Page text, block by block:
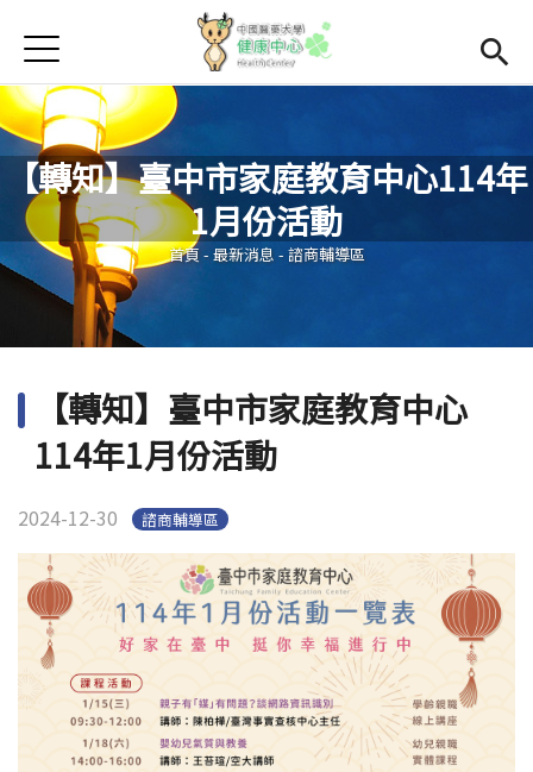
首頁
Open
學務處首頁(link is external)
Open submenu (關於我們)
關於我們
Open submenu (諮商輔導區)
諮商輔導區
Open submenu (資源教室)
資源教室
Open submenu (衛生保健區)
衛生保健區
生命教育
Jump to Navigation
Jump to Main content
【轉知】臺中市家庭教育中心114年
1月份活動
您在這裡
首頁- 最新消息 - 諮商輔導區
【轉知】臺中市家庭教育中心
114年1月份活動
2024-12-30 諮商輔導區